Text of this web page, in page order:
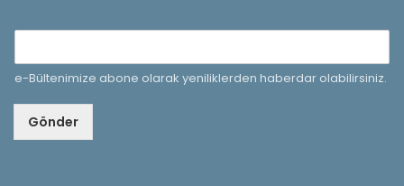
e-Bültenimize abone olarak yeniliklerden haberdar olabilirsiniz.
Gönder